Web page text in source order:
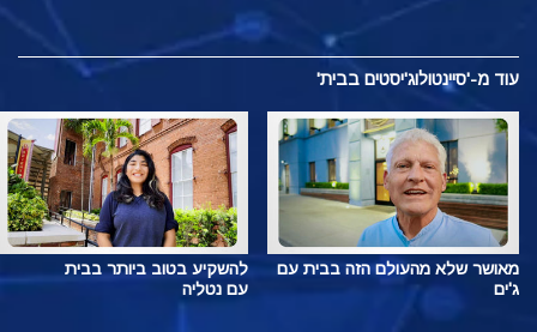
עוד מ-'סיינטולוג'יסטים בבית'
מאושר שלא מהעולם הזה בבית עם
ג'ים
להשקיע בטוב ביותר בבית
עם נטליה